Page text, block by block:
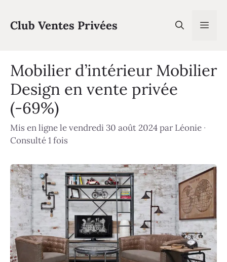
contenu
Club Ventes Privées
Mobilier d’intérieur Mobilier
Design en vente privée
(-69%)
Mis en ligne le vendredi 30 août 2024parLéonie ·
Consulté 1 fois